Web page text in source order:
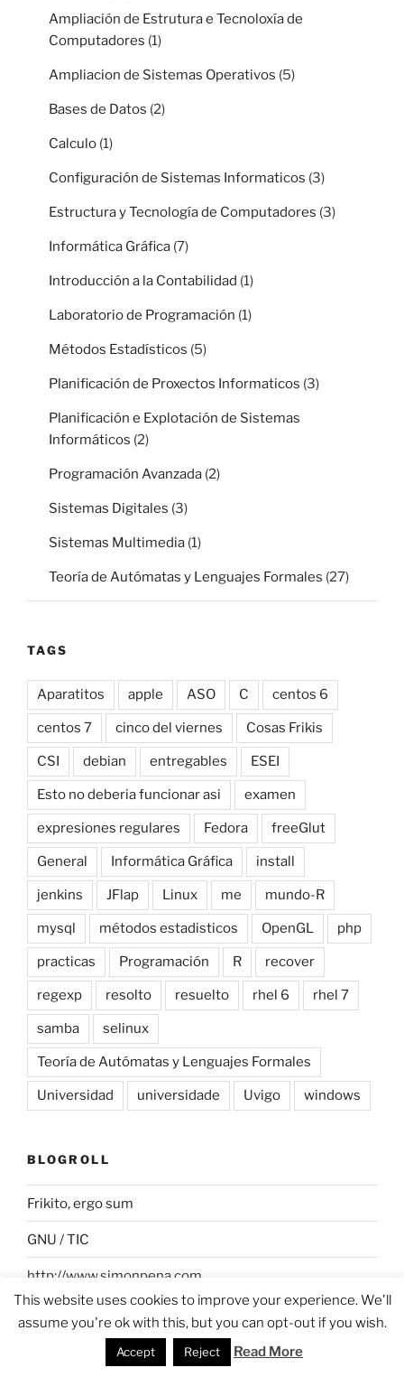
Ampliación de Estrutura e Tecnoloxía de
Computadores (1)
Ampliacion de Sistemas Operativos (5)
Bases de Datos (2)
Calculo (1)
Configuración de Sistemas Informaticos (3)
Estructura y Tecnología de Computadores (3)
Informática Gráfica (7)
Introducción a la Contabilidad (1)
Laboratorio de Programación (1)
Métodos Estadísticos (5)
Planificación de Proxectos Informaticos (3)
Planificación e Explotación de Sistemas
Informáticos (2)
Programación Avanzada (2)
Sistemas Digitales (3)
Sistemas Multimedia (1)
Teoría de Autómatas y Lenguajes Formales (27)
TAGS
Aparatitos apple ASO C centos 6
centos 7 cinco del viernes Cosas Frikis
CSI debian entregables ESEI
Esto no deberia funcionar asi examen
expresiones regulares Fedora freeGlut
General Informática Gráfica install
jenkins JFlap Linux me mundo-R
mysql métodos estadisticos OpenGL php
practicas Programación R recover
regexp resolto resuelto rhel 6 rhel 7
samba selinux
Teoría de Autómatas y Lenguajes Formales
Universidad universidade Uvigo windows
BLOGROLL
Frikito, ergo sum
GNU / TIC
http://www.simonpena.com
This website uses cookies to improve your experience. We'll
assume you're ok with this, but you can opt-out if you wish.
Accept Reject Read More